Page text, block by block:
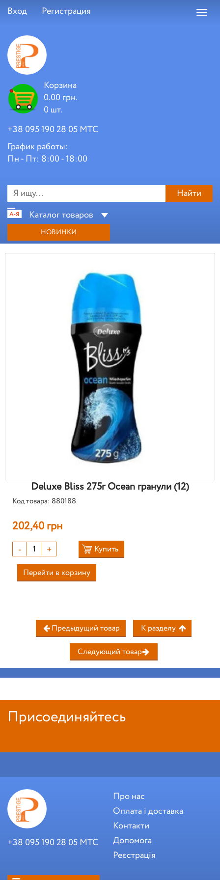
Вход Регистрация
Корзина
0.00 грн.
0 шт.
+38 095 190 28 05 МТС
График работы:
Пн - Пт: 8:00 - 18:00
Найти
Каталог товаров
НОВИНКИ
Deluxe Bliss 275г Ocean гранули (12)
Код товара: 880188
202,40 грн
- + Купить
Перейти в корзину
Предыдущий товар К разделу
Следующий товар
Присоединяйтесь
+38 095 190 28 05 МТС
Про нас
Оплата і доставка
Контакти
Допомога
Реєстрація